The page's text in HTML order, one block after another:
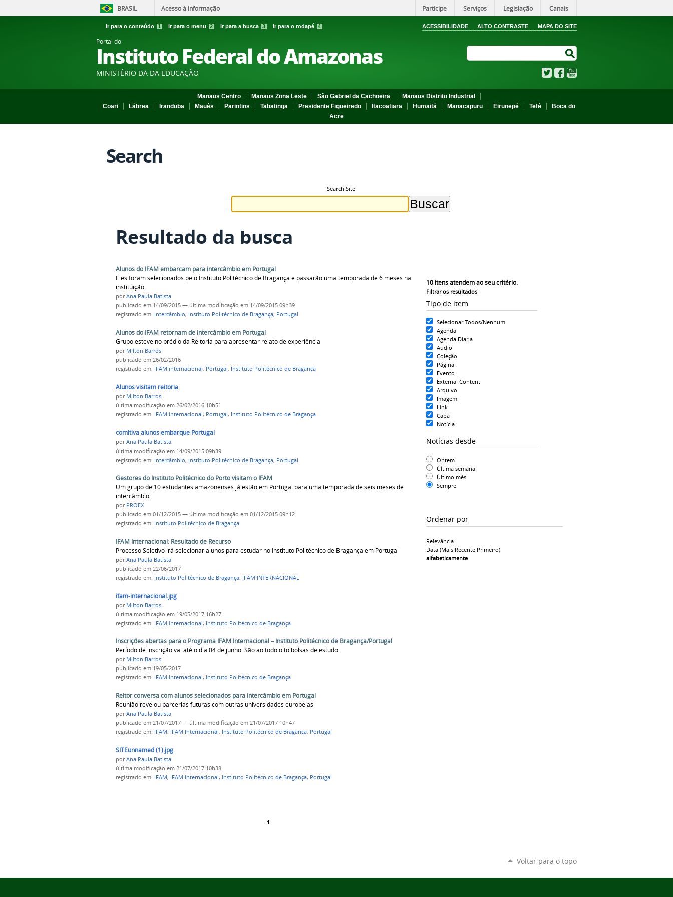
BRASIL Acesso à informação Participe Serviços Legislação Canais
Ir para o conteúdo 1 Ir para o menu 2 Ir para a busca 3 Ir para o rodapé 4 ACESSIBILIDADE ALTO CONTRASTE MAPA DO SITE
Portal do
Instituto Federal do Amazonas
MINISTÉRIO DA DA EDUCAÇÃO TwitterFacebook
Manaus Centro Manaus Zona Leste São Gabriel da Cachoeira
Manaus Distrito Industrial
Coari
Lábrea Iranduba Maués Parintins Tabatinga Presidente Figueiredo Itacoatiara Humaitá Manacapuru Eirunepé Tefé
Boca do
Acre
Search
Search Site
Resultado da busca
10itens atendem ao seu critério.
Filtrar os resultados
Tipo de item
Selecionar Todos/Nenhum
Agenda
Agenda Diaria
Audio
Coleção
Página
Evento
External Content
Arquivo
Imagem
Link
Capa
Notícia
Notícias desde
Ontem
Última semana
Último mês
Sempre
Ordenar por
Relevância
Data (mais Recente Primeiro)
alfabeticamente
Alunos do IFAM embarcam para intercâmbio em Portugal
Eles foram selecionados pelo Instituto Politécnico de Bragança e passarão uma temporada de 6 meses na
instituição.
porAna Paula Batista
publicado em 14/09/2015 — última modificação em 14/09/2015 09h39
registrado em: Intercâmbio, Instituto Politécnico de Bragança, Portugal
Alunos do IFAM retornam de intercâmbio em Portugal
Grupo esteve no prédio da Reitoria para apresentar relato de experiência
por Milton Barros
publicado em 26/02/2016
registrado em: IFAM internacional, Portugal, Instituto Politécnico de Bragança
Alunos visitam reitoria
por Milton Barros
última modificação em 26/02/2016 10h51
registrado em: IFAM internacional, Portugal, Instituto Politécnico de Bragança
comitiva alunos embarque Portugal
porAna Paula Batista
última modificação em 14/09/2015 09h39
registrado em: Intercâmbio, Instituto Politécnico de Bragança, Portugal
Gestores do Instituto Politécnico do Porto visitam o IFAM
Um grupo de 10 estudantes amazonenses já estão em Portugal para uma temporada de seis meses de
intercâmbio.
por PROEX
publicado em 01/12/2015 — última modificação em 01/12/2015 09h12
registrado em: Instituto Politécnico de Bragança
IFAM Internacional: Resultado de Recurso
Processo Seletivo irá selecionar alunos para estudar no Instituto Politécnico de Bragança em Portugal
porAna Paula Batista
publicado em 22/06/2017
registrado em: Instituto Politécnico de Bragança, IFAM INTERNACIONAL
ifam-internacional.jpg
por Milton Barros
última modificação em 19/05/2017 16h27
registrado em: IFAM internacional, Instituto Politécnico de Bragança
Inscrições abertas para o Programa IFAM Internacional – Instituto Politécnico de Bragança/Portugal
Período de inscrição vai até o dia 04 de junho. São ao todo oito bolsas de estudo.
por Milton Barros
publicado em 19/05/2017
registrado em: IFAM internacional, Instituto Politécnico de Bragança
Reitor conversa com alunos selecionados para intercâmbio em Portugal
Reunião revelou parcerias futuras com outras universidades europeias
porAna Paula Batista
publicado em 21/07/2017 — última modificação em 21/07/2017 10h47
registrado em: IFAM, IFAM Internacional, Instituto Politécnico de Bragança, Portugal
SITEunnamed (1).jpg
porAna Paula Batista
última modificação em 21/07/2017 10h38
registrado em: IFAM, IFAM Internacional, Instituto Politécnico de Bragança, Portugal
1
Voltar para o topo